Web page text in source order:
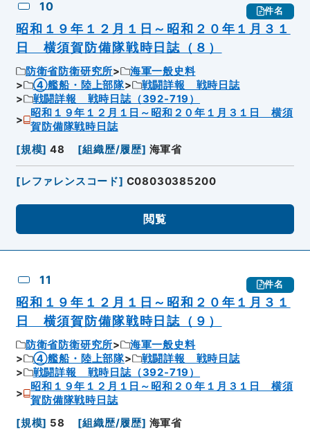
10 件名
昭和１９年１２月１日～昭和２０年１月３１
日 横須賀防備隊戦時日誌（８）
防衛省防衛研究所
海軍一般史料
④艦船・陸上部隊
戦闘詳報 戦時日誌
戦闘詳報 戦時日誌（392-719）
昭和１９年１２月１日～昭和２０年１月３１日 横須
賀防備隊戦時日誌
[規模] 48 [組織歴/履歴] 海軍省
[レファレンスコード] C08030385200
閲覧
11 件名
昭和１９年１２月１日～昭和２０年１月３１
日 横須賀防備隊戦時日誌（９）
防衛省防衛研究所
海軍一般史料
④艦船・陸上部隊
戦闘詳報 戦時日誌
戦闘詳報 戦時日誌（392-719）
昭和１９年１２月１日～昭和２０年１月３１日 横須
賀防備隊戦時日誌
[規模] 58 [組織歴/履歴] 海軍省